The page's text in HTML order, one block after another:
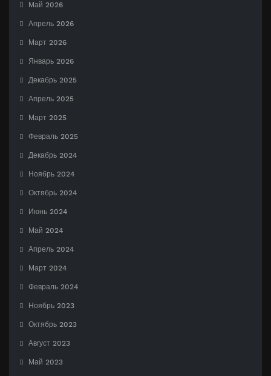
Май 2026
Апрель 2026
Март 2026
Январь 2026
Декабрь 2025
Апрель 2025
Март 2025
Февраль 2025
Декабрь 2024
Ноябрь 2024
Октябрь 2024
Июнь 2024
Май 2024
Апрель 2024
Март 2024
Февраль 2024
Ноябрь 2023
Октябрь 2023
Август 2023
Май 2023